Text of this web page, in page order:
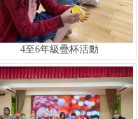
4至6年級疊杯活動